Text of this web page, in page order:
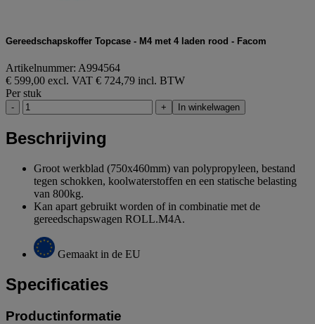
Gereedschapskoffer Topcase - M4 met 4 laden rood - Facom
Artikelnummer: A994564
€ 599,00 excl. VAT € 724,79 incl. BTW
Per stuk
- + In winkelwagen
Beschrijving
Groot werkblad (750x460mm) van polypropyleen, bestand
tegen schokken, koolwaterstoffen en een statische belasting
van 800kg.
Kan apart gebruikt worden of in combinatie met de
gereedschapswagen ROLL.M4A.
Gemaakt in de EU
Specificaties
Productinformatie